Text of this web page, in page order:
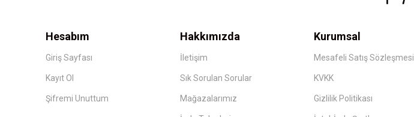
Hesabım
Giriş Sayfası
Kayıt Ol
Şifremi Unuttum
Hakkımızda
İletişim
Sık Sorulan Sorular
Mağazalarımız
Kurumsal
Mesafeli Satış Sözleşmesi
KVKK
Gizlilik Politikası